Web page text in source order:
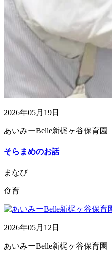
2026年05月19日
あいみーBelle新梶ヶ谷保育園
そらまめのお話
まなび
食育
2026年05月12日
あいみーBelle新梶ヶ谷保育園